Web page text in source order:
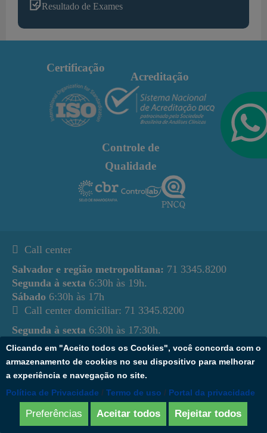
Resultado de Exames
Certificação
Acreditação
Controle de
Qualidade
Call center
Salvador e região metropolitana: 71 3345.8200
Segunda à sexta 6:30h às 19h.
Sábado 6:30h às 17h
Call center domiciliar: 71 3345.8200
Segunda à sexta 6:30h às 17:30h.
Sábado
6:30h às 13h.
Agendamento Vacina a Domicílio
Sábado7h às 12h
Clicando em "Aceito todos os Cookies", você concorda com o
armazenamento de cookies no seu dispositivo para melhorar
a experiência e navegação no site.
Política de Privacidade / Termo de uso / Portal da privacidade
Preferências Aceitar todos Rejeitar todos